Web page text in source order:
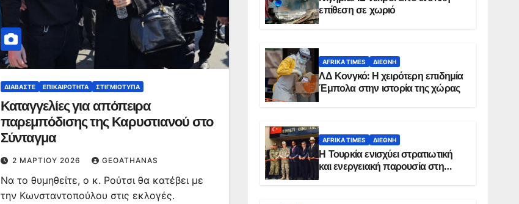
ΔΙΑΒΆΣΤΕ ΕΠΙΚΑΙΡΌΤΗΤΑ ΣΤΙΓΜΙΌΤΥΠΑ
Καταγγελίες για απόπειρα
παρεμπόδισης της Καρυστιανού στο
Σύνταγμα
2 ΜΑΡΤΊΟΥ 2026 GEOATHANAS
Nα το θυμηθείτε, ο κ. Ρούτσι θα κατέβει με
την Κωνσταντοπούλου στις εκλογές.
επίθεση σε χωριό
AFRIKA TIMES ΔΙΕΘΝΉ
ΛΔ Κονγκό: Η χειρότερη επιδημία
Έμπολα στην ιστορία της χώρας
AFRIKA TIMES ΔΙΕΘΝΉ
Η Τουρκία ενισχύει στρατιωτική
και ενεργειακή παρουσία στη